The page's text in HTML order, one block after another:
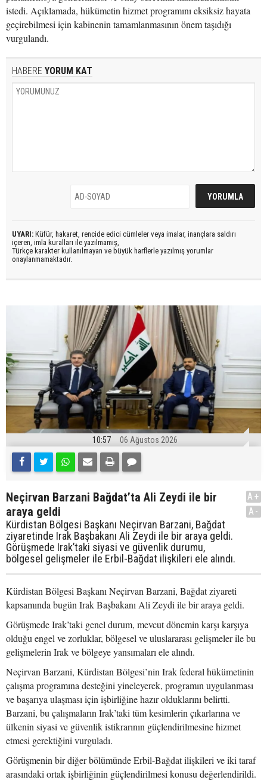
istedi. Açıklamada, hükümetin hizmet programını eksiksiz hayata
geçirebilmesi için kabinenin tamamlanmasının önem taşıdığı
vurgulandı.
HABERE YORUM KAT
UYARI: Küfür, hakaret, rencide edici cümleler veya imalar, inançlara saldırı
içeren, imla kuralları ile yazılmamış,
Türkçe karakter kullanılmayan ve büyük harflerle yazılmış yorumlar
onaylanmamaktadır.
10:57 06 Ağustos 2026
Neçirvan Barzani Bağdat’ta Ali Zeydi ile bir
araya geldi
Kürdistan Bölgesi Başkanı Neçirvan Barzani, Bağdat
ziyaretinde Irak Başbakanı Ali Zeydi ile bir araya geldi.
Görüşmede Irak’taki siyasi ve güvenlik durumu,
bölgesel gelişmeler ile Erbil-Bağdat ilişkileri ele alındı.
A+
A-
Kürdistan Bölgesi Başkanı Neçirvan Barzani, Bağdat ziyareti
kapsamında bugün Irak Başbakanı Ali Zeydi ile bir araya geldi.
Görüşmede Irak’taki genel durum, mevcut dönemin karşı karşıya
olduğu engel ve zorluklar, bölgesel ve uluslararası gelişmeler ile bu
gelişmelerin Irak ve bölgeye yansımaları ele alındı.
Neçirvan Barzani, Kürdistan Bölgesi’nin Irak federal hükümetinin
çalışma programına desteğini yineleyerek, programın uygulanması
ve başarıya ulaşması için işbirliğine hazır olduklarını belirtti.
Barzani, bu çalışmaların Irak’taki tüm kesimlerin çıkarlarına ve
ülkenin siyasi ve güvenlik istikrarının güçlendirilmesine hizmet
etmesi gerektiğini vurguladı.
Görüşmenin bir diğer bölümünde Erbil-Bağdat ilişkileri ve iki taraf
arasındaki ortak işbirliğinin güçlendirilmesi konusu değerlendirildi.